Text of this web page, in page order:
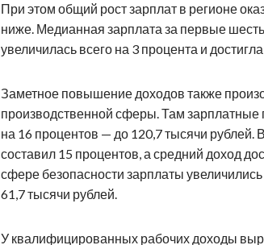
При этом общий рост зарплат в регионе
ниже. Медианная зарплата за первые
увеличилась всего на 3 процента и
Заметное повышение доходов также
производственной сферы. Там
на 16 процентов — до 120,7 тысячи рублей.
составил 15 процентов, а средний доход
сфере безопасности зарплаты
61,7 тысячи рублей.
У квалифицированных рабочих доходы